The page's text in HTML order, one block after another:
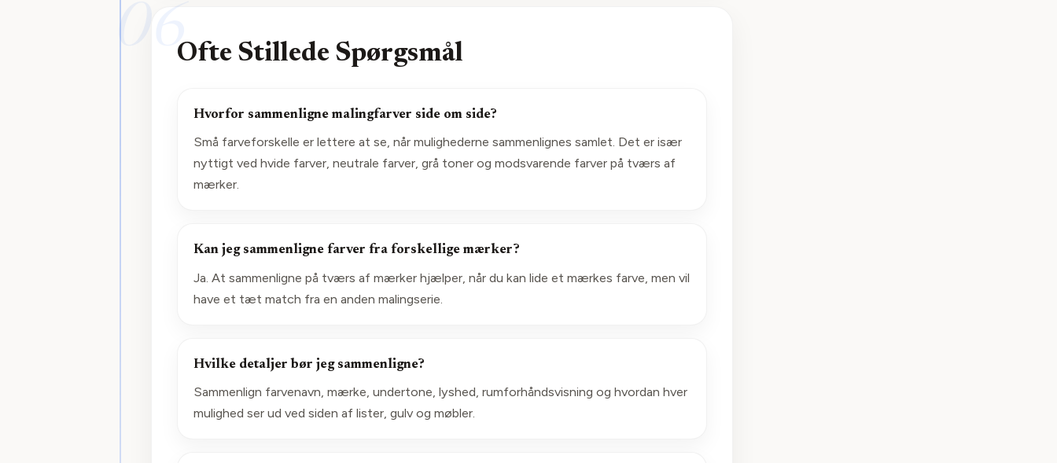
06Ofte Stillede Spørgsmål
Hvorfor sammenligne malingfarver side om side?
Små farveforskelle er lettere at se, når mulighederne sammenlignes samlet. Det er især
nyttigt ved hvide farver, neutrale farver, grå toner og modsvarende farver på tværs af
mærker.
Kan jeg sammenligne farver fra forskellige mærker?
Ja. At sammenligne på tværs af mærker hjælper, når du kan lide et mærkes farve, men vil
have et tæt match fra en anden malingserie.
Hvilke detaljer bør jeg sammenligne?
Sammenlign farvenavn, mærke, undertone, lyshed, rumforhåndsvisning og hvordan hver
mulighed ser ud ved siden af lister, gulv og møbler.